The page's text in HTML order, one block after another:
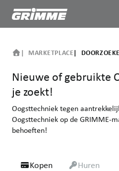
MARKETPLACE
Nieuwe of gebruikte
je zoekt!
Oogsttechniek tegen
Oogsttechniek op de GRIMME-
behoeften!
Kopen Huren